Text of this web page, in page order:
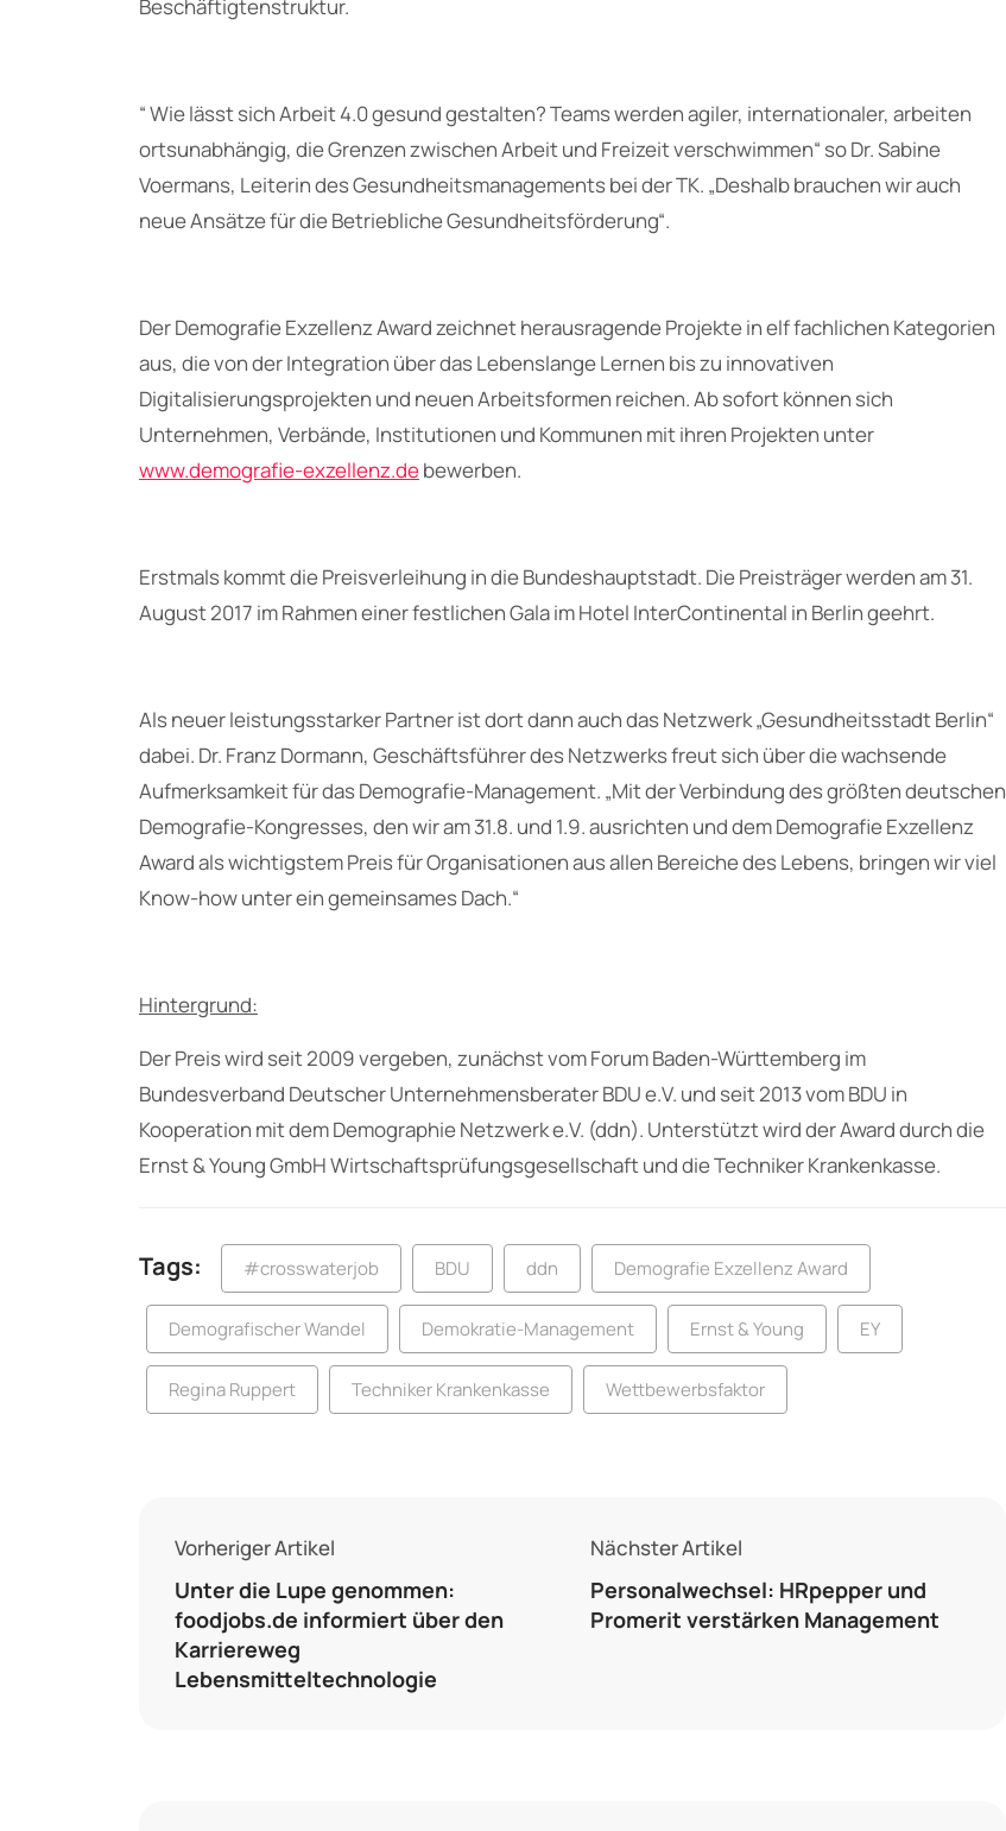
Beschäftigtenstruktur.
“ Wie lässt sich Arbeit 4.0 gesund gestalten? Teams werden agiler, internationaler, arbeiten
ortsunabhängig, die Grenzen zwischen Arbeit und Freizeit verschwimmen“ so Dr. Sabine
Voermans, Leiterin des Gesundheitsmanagements bei der TK. „Deshalb brauchen wir auch
neue Ansätze für die Betriebliche Gesundheitsförderung“.
Der Demografie Exzellenz Award zeichnet herausragende Projekte in elf fachlichen Kategorien
aus, die von der Integration über das Lebenslange Lernen bis zu innovativen
Digitalisierungsprojekten und neuen Arbeitsformen reichen. Ab sofort können sich
Unternehmen, Verbände, Institutionen und Kommunen mit ihren Projekten unter
www.demografie-exzellenz.debewerben.
Erstmals kommt die Preisverleihung in die Bundeshauptstadt. Die Preisträger werden am 31.
August 2017 im Rahmen einer festlichen Gala im Hotel InterContinental in Berlin geehrt.
Als neuer leistungsstarker Partner ist dort dann auch das Netzwerk „Gesundheitsstadt Berlin“
dabei. Dr. Franz Dormann, Geschäftsführer des Netzwerks freut sich über die wachsende
Aufmerksamkeit für das Demografie-Management. „Mit der Verbindung des größten deutschen
Demografie-Kongresses, den wir am 31.8. und 1.9. ausrichten und dem Demografie Exzellenz
Award als wichtigstem Preis für Organisationen aus allen Bereiche des Lebens, bringen wir viel
Know-how unter ein gemeinsames Dach.“
Hintergrund:
Der Preis wird seit 2009 vergeben, zunächst vom Forum Baden-Württemberg im
Bundesverband Deutscher Unternehmensberater BDU e.V. und seit 2013 vom BDU in
Kooperation mit dem Demographie Netzwerk e.V. (ddn). Unterstützt wird der Award durch die
Ernst & Young GmbH Wirtschaftsprüfungsgesellschaft und die Techniker Krankenkasse.
Tags: #crosswaterjob BDU ddn Demografie Exzellenz Award
Demografischer Wandel Demokratie-Management Ernst & Young EY
Regina Ruppert Techniker Krankenkasse Wettbewerbsfaktor
Vorheriger Artikel
Unter die Lupe genommen:
foodjobs.de informiert über den
Karriereweg
Lebensmitteltechnologie
Nächster Artikel
Personalwechsel: HRpepper und
Promerit verstärken Management